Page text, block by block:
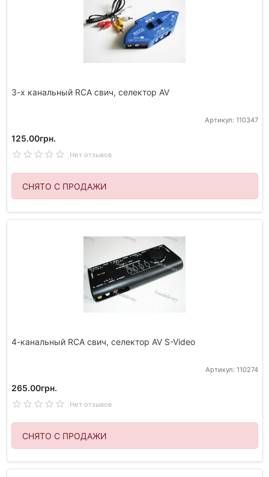
3-х канальный RCA свич, селектор AV
Артикул: 110347
125.00грн.
Нет отзывов
СНЯТО С ПРОДАЖИ
4-канальный RCA свич, селектор AV S-Video
Артикул: 110274
265.00грн.
Нет отзывов
СНЯТО С ПРОДАЖИ